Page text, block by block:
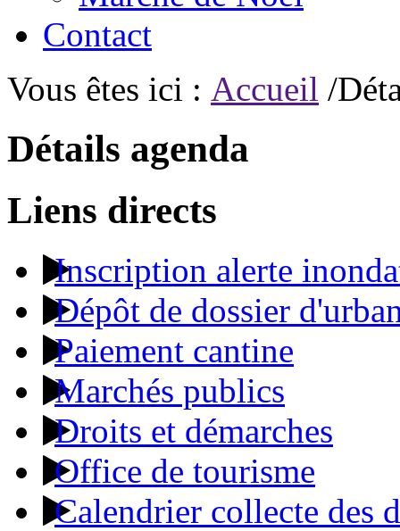
Contact
Vous êtes ici : Accueil /
Détails agenda
Liens directs
Inscription alerte
Dépôt de dossier
Paiement cantine
Marchés publics
Droits et démarches
Office de tourisme
Calendrier collecte des